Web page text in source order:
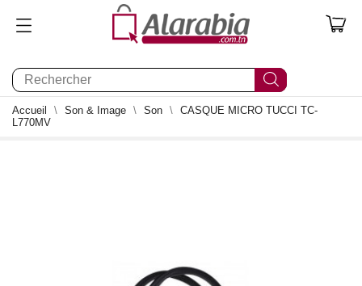
0
Accueil Son & Image Son
CASQUE MICRO TUCCI TC-
L770MV